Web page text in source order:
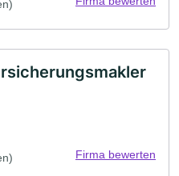
Firma bewerten